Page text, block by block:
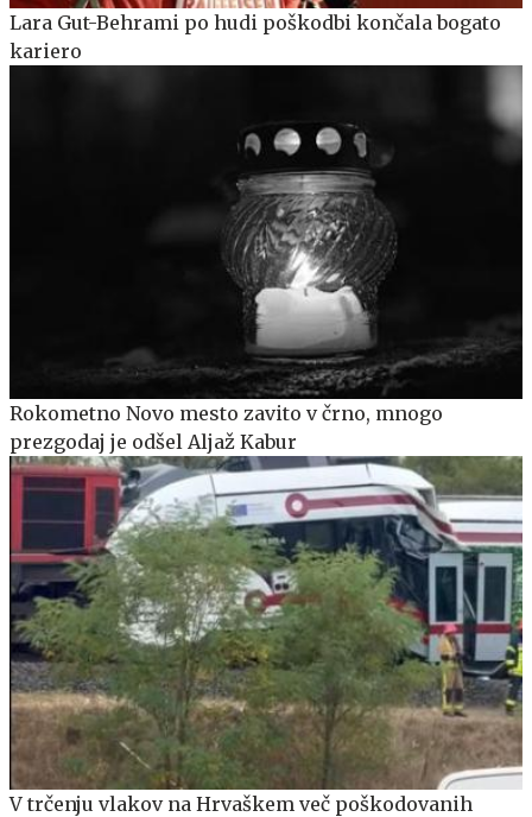
Lara Gut-Behrami po hudi poškodbi končala bogato
kariero
Rokometno Novo mesto zavito v črno, mnogo
prezgodaj je odšel Aljaž Kabur
V trčenju vlakov na Hrvaškem več poškodovanih